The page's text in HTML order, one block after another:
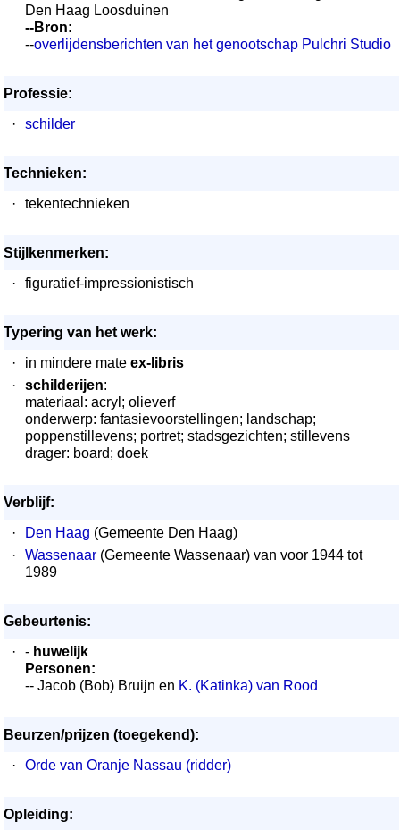
Den Haag Loosduinen
--Bron:
--overlijdensberichten van het genootschap Pulchri Studio
Professie:
·
schilder
Technieken:
·
tekentechnieken
Stijlkenmerken:
·
figuratief-impressionistisch
Typering van het werk:
·
in mindere mate ex-libris
·
schilderijen:
materiaal: acryl; olieverf
onderwerp: fantasievoorstellingen; landschap;
poppenstillevens; portret; stadsgezichten; stillevens
drager: board; doek
Verblijf:
·
Den Haag (Gemeente Den Haag)
·
Wassenaar (Gemeente Wassenaar) van voor 1944 tot
1989
Gebeurtenis:
·
- huwelijk
Personen:
-- Jacob (Bob) Bruijn en K. (Katinka) van Rood
Beurzen/prijzen (toegekend):
·
Orde van Oranje Nassau (ridder)
Opleiding: